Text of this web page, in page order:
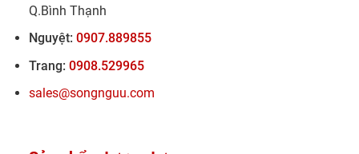
Q.Bình Thạnh
Nguyệt: 0907.889855
Trang: 0908.529965
sales@songnguu.com